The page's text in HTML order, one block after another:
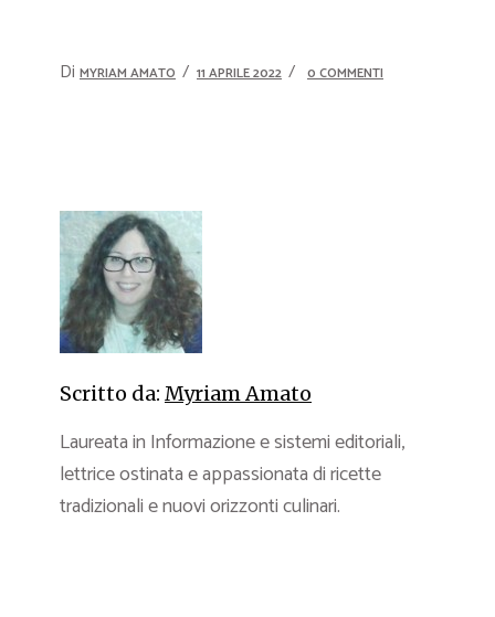
Di MYRIAM AMATO 11 APRILE 2022 0 COMMENTI
Scritto da: Myriam Amato
Laureata in Informazione e sistemi editoriali,
lettrice ostinata e appassionata di ricette
tradizionali e nuovi orizzonti culinari.